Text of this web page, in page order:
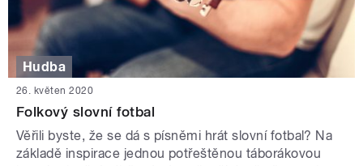
Hudba
26. květen 2020
Folkový slovní fotbal
Věřili byste, že se dá s písněmi hrát slovní fotbal? Na
základě inspirace jednou potřeštěnou táborákovou